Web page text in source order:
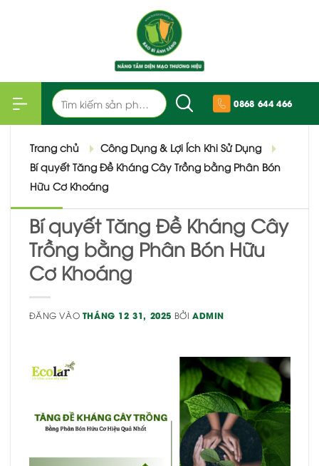
Tìm
kiếm:
0868 644 466
Trang chủ
Công Dụng & Lợi Ích Khi Sử Dụng
Bí quyết Tăng Đề Kháng Cây Trồng bằng Phân Bón
Hữu Cơ Khoáng
Bí quyết Tăng Đề Kháng Cây
Trồng bằng Phân Bón Hữu
Cơ Khoáng
ĐĂNG VÀO THÁNG 12 31, 2025 BỞI ADMIN